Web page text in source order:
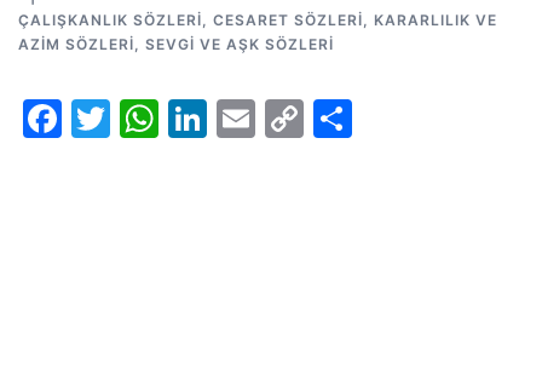
ÇALIŞKANLIK SÖZLERI CESARET SÖZLERI
KARARLILIK VE
AZIM SÖZLERI
SEVGI VE AŞK SÖZLERI
Facebook
Twitter
WhatsApp
LinkedIn
Email
Copy